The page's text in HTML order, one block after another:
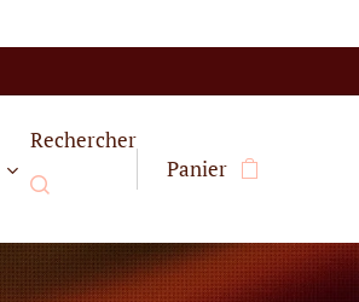
Rechercher
Panier